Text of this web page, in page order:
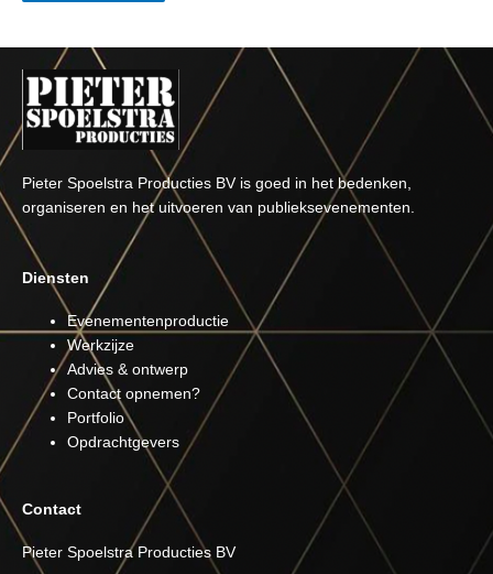
Pieter Spoelstra Producties BV is goed in het bedenken,
organiseren en het uitvoeren van publieksevenementen.
Diensten
Evenementenproductie
Werkzijze
Advies & ontwerp
Contact opnemen?
Portfolio
Opdrachtgevers
Contact
Pieter Spoelstra Producties BV